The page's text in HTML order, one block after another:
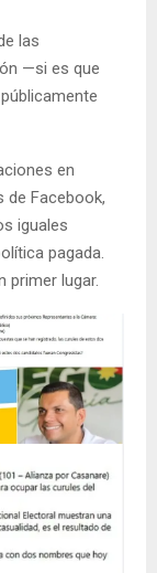
las
—si es que
en
de Facebook,
iguales
pagada.
primer lugar.